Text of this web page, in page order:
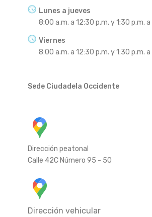
Lunes a jueves
8:00 a.m. a 12:30 p.m. y 1:30 p.m. a
Viernes
8:00 a.m. a 12:30 p.m. y 1:30 p.m.
Sede Ciudadela Occidente
Dirección peatonal
Calle 42C Número 95 - 50
Dirección vehicular